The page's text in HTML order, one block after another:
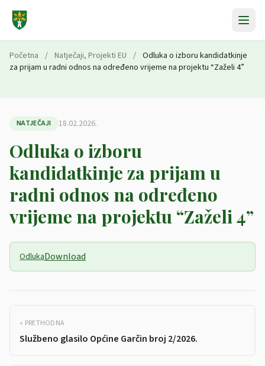
Početna / Natječaji, Projekti EU / Odluka o izboru kandidatkinje
za prijam u radni odnos na određeno vrijeme na projektu “Zaželi 4”
NATJEČAJI 18.02.2026.
Odluka o izboru
kandidatkinje za prijam u
radni odnos na određeno
vrijeme na projektu “Zaželi 4”
OdlukaDownload
« PRETHODNA
Službeno glasilo Općine Garčin broj 2/2026.